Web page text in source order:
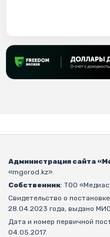
Администрация сайта
«mgorod.kz».
Собственник: ТОО
Свидетельство о
28.04.2023 года, выдано
Дата и номер первичной
04.05.2017.